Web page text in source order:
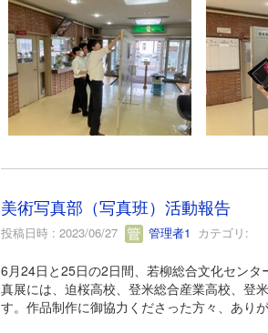
美術写真部（写真班）活動報告
投稿日時 : 2023/06/27 管理者1 カテゴリ:
6月24日と25日の2日間、若柳総合文化セン
真展には、迫桜高校、登米総合産業高校、登
す。作品制作に御協力くださった方々、あり